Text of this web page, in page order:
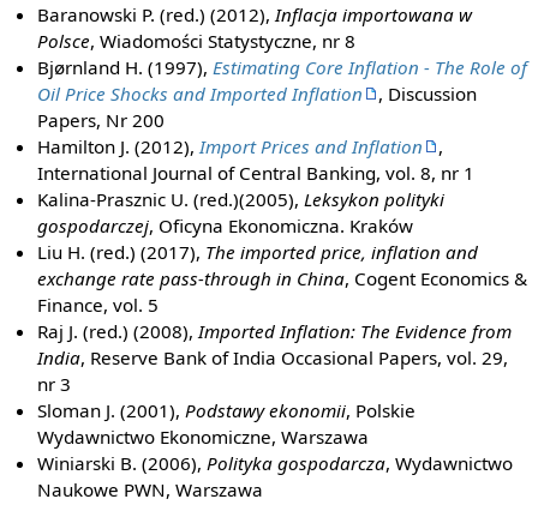
Baranowski P. (red.) (2012), Inflacja importowana w
Polsce, Wiadomości Statystyczne, nr 8
Bjørnland H. (1997), Estimating Core Inflation - The Role of
Oil Price Shocks and Imported Inflation
, Discussion
Papers, Nr 200
Hamilton J. (2012), Import Prices and Inflation
,
International Journal of Central Banking, vol. 8, nr 1
Kalina-Prasznic U. (red.)(2005), Leksykon polityki
gospodarczej, Oficyna Ekonomiczna. Kraków
Liu H. (red.) (2017), The imported price, inflation and
exchange rate pass-through in China, Cogent Economics &
Finance, vol. 5
Raj J. (red.) (2008), Imported Inflation: The Evidence from
India, Reserve Bank of India Occasional Papers, vol. 29,
nr 3
Sloman J. (2001), Podstawy ekonomii, Polskie
Wydawnictwo Ekonomiczne, Warszawa
Winiarski B. (2006), Polityka gospodarcza, Wydawnictwo
Naukowe PWN, Warszawa